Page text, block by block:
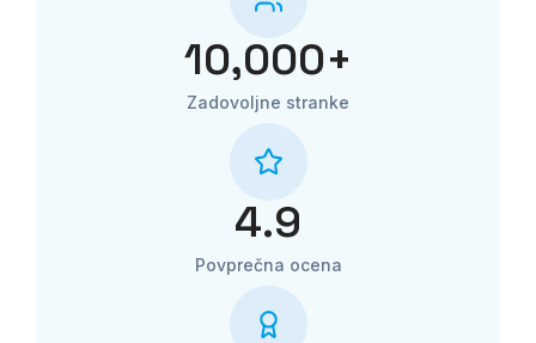
Zadovoljne stranke
10,000+
Povprečna ocena
4.9